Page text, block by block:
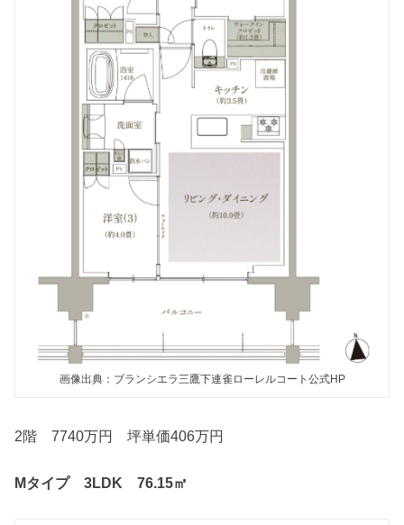
画像出典：ブランシエラ三鷹下連雀ローレルコート公式HP
2階 7740万円 坪単価406万円
Mタイプ 3LDK 76.15㎡